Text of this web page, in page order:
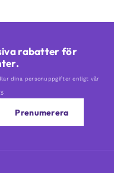
rabatter för
dina personuppgifter enligt vår
.
Prenumerera